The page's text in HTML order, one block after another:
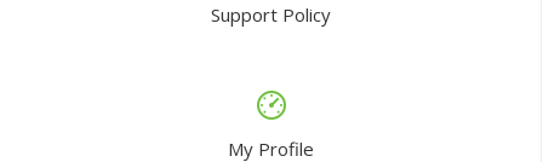
Support Policy
My Profile